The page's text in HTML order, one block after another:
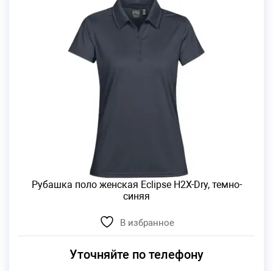
Рубашка поло женская Eclipse H2X-Dry, темно-
синяя
В избранное
Уточняйте по телефону